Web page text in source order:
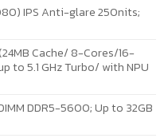
IPS Anti-glare 250nits;
Cache/ 8-Cores/16-
to 5.1 GHz Turbo/ with NPU
DDR5-5600; Up to 32GB